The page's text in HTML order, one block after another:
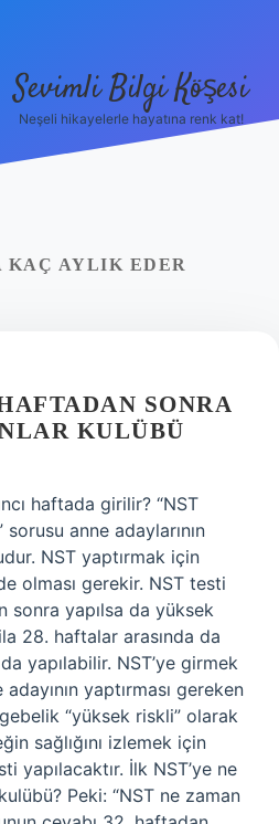
Sevimli Bilgi Köşesi
Neşeli hikayelerle hayatına renk kat!
KAÇ AYLIK EDER
SONRA
KULÜBÜ
haftada girilir? “NST
anne adaylarının
NST yaptırmak için
olması gerekir. NST testi
sonra yapılsa da yüksek
28. haftalar arasında da
yapılabilir. NST’ye girmek
yaptırması gereken
“yüksek riskli” olarak
sağlığını izlemek için
yapılacaktır. İlk NST’ye ne
Peki: “NST ne zaman